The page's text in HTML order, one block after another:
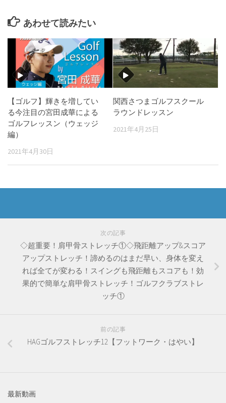
あわせて読みたい
【ゴルフ】輝きを増してい
る今注目の宮田成華による
ゴルフレッスン（ウェッジ
編）
2021年4月30日
関西さつまゴルフスクール
ラウンドレッスン
2021年4月25日
次の記事
◇超重要！肩甲骨ストレッチ①◇飛距離アップ&スコア
アップストレッチ！諦めるのはまだ早い、身体を変え
れば全てが変わる！スイングも飛距離もスコアも！効
果的で簡単な肩甲骨ストレッチ！ゴルフクラブストレ
ッチ①
前の記事
HAGゴルフストレッチ12【フットワーク・はやい】
最新動画